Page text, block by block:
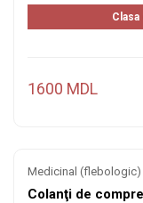
1600 MDL
Medicinal (flebologic)
Colanţi de